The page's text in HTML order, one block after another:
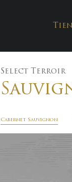
Select Terroir
Cabernet Sauvignon